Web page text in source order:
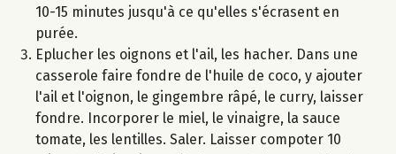
10-15 minutes jusqu'à ce qu'elles s'écrasent en
purée.
Eplucher les oignons et l'ail, les hacher. Dans une
casserole faire fondre de l'huile de coco, y ajouter
l'ail et l'oignon, le gingembre râpé, le curry, laisser
fondre. Incorporer le miel, le vinaigre, la sauce
tomate, les lentilles. Saler. Laisser compoter 10